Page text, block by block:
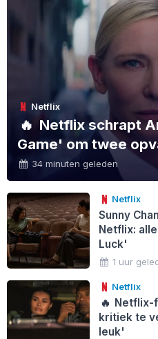
Netflix
🔥 Netflix schrapt
Game' om twee
34 minuten geleden
Netflix
Sunny
Netflix:
Luck'
1 uur
Netflix
🔥 Netflix-
kritiek te
leuk'